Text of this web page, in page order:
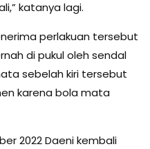
katanya lagi.
perlakuan tersebut
di pukul oleh sendal
sebelah kiri tersebut
karena bola mata
2022 Daeni kembali